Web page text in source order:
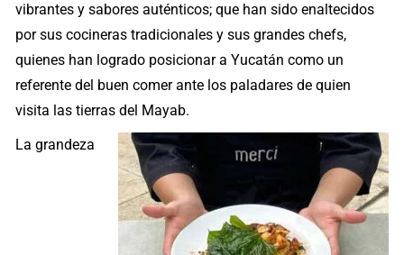
vibrantes y sabores auténticos; que han sido enaltecidos
por sus cocineras tradicionales y sus grandes chefs,
quienes han logrado posicionar a Yucatán como un
referente del buen comer ante los paladares de quien
visita las tierras del Mayab.
La grandeza